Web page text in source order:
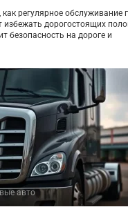
как регулярное обслуживание
избежать дорогостоящих
безопасность на дороге и
авто